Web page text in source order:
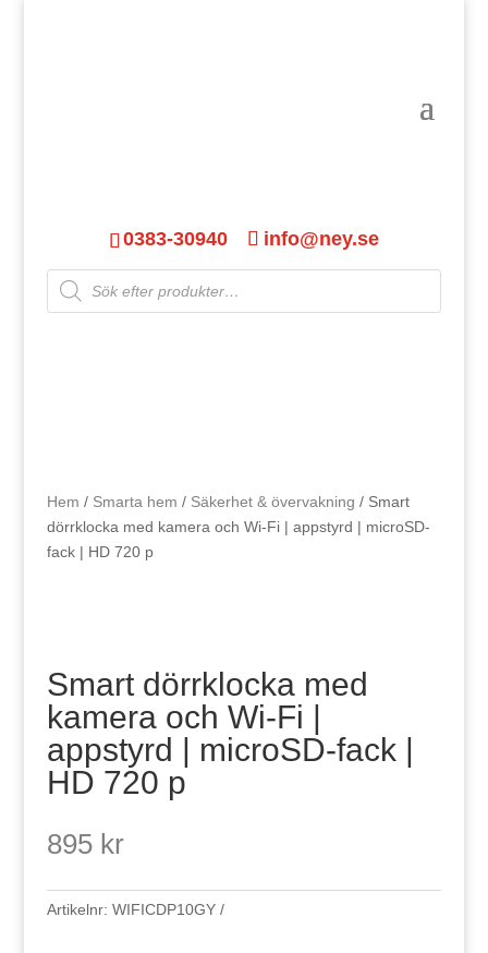
0383-30940 info@ney.se
Products
search
Hem / Smarta hem / Säkerhet & övervakning / Smart
dörrklocka med kamera och Wi-Fi | appstyrd | microSD-
fack | HD 720 p
Smart dörrklocka med
kamera och Wi-Fi |
appstyrd | microSD-fack |
HD 720 p
895 kr
Artikelnr: WIFICDP10GY